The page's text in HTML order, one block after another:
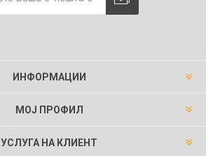
ИНФОРМАЦИИ
МОЈ ПРОФИЛ
УСЛУГА НА КЛИЕНТ